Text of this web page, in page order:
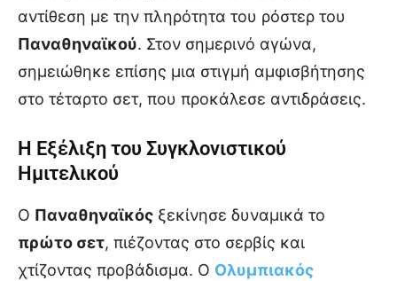
αντίθεση με την πληρότητα του ρόστερ του
Παναθηναϊκού. Στον σημερινό αγώνα,
σημειώθηκε επίσης μια στιγμή αμφισβήτησης
στο τέταρτο σετ, που προκάλεσε αντιδράσεις.
Η Εξέλιξη του Συγκλονιστικού
Ημιτελικού
Ο Παναθηναϊκός ξεκίνησε δυναμικά το
πρώτο σετ, πιέζοντας στο σερβίς και
χτίζοντας προβάδισμα. Ο Ολυμπιακός